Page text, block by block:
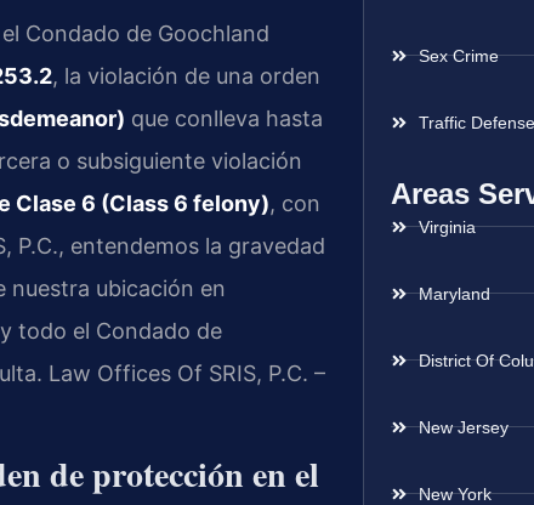
Condado de Goochland
, la violación de una orden
que conlleva hasta
o subsiguiente violación
Clase 6 (Class 6 felony), con
P.C., entendemos la gravedad
nuestra ubicación en
todo el Condado de
Law Offices Of SRIS, P.C. –
de protección en el
Sex Crime
Traffic Defense
Areas
Virginia
Maryland
District Of
New Jersey
New York